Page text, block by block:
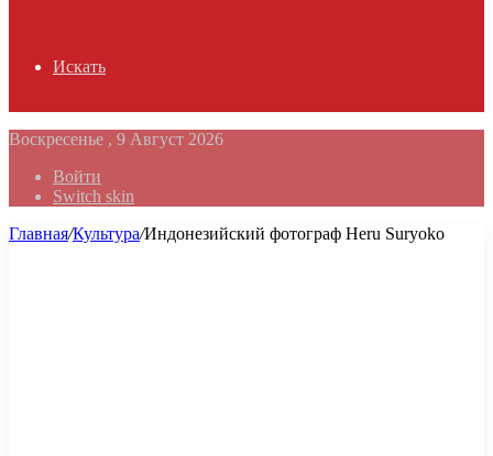
Искать
Воскресенье , 9 Август 2026
Войти
Switch skin
Главная/Культура/Индонезийский фотограф Heru Suryoko